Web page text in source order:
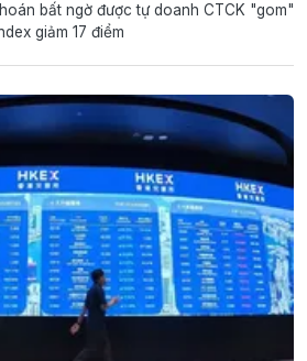
bất ngờ được tự doanh CTCK "gom"
giảm 17 điểm